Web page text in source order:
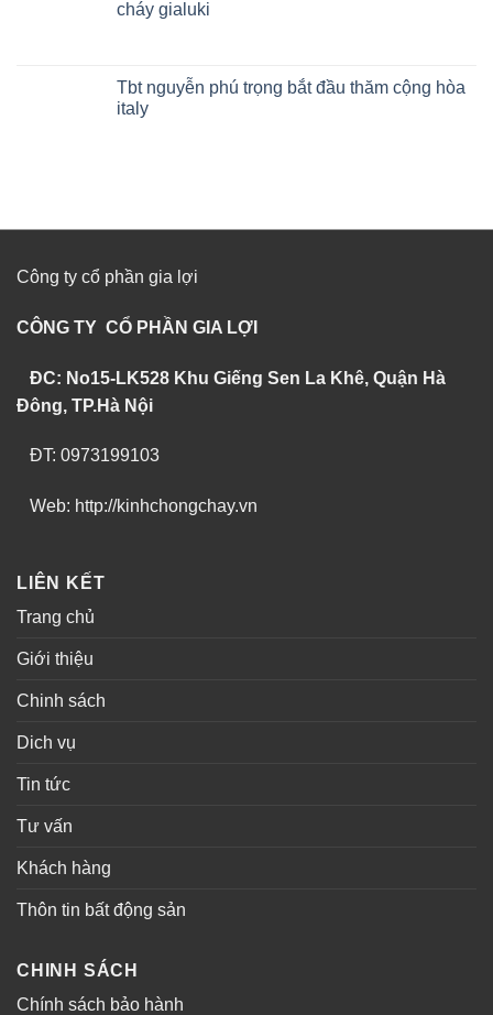
cháy gialuki
Tbt nguyễn phú trọng bắt đầu thăm cộng hòa
italy
Công ty cổ phần gia lợi
CÔNG TY CỔ PHẦN GIA LỢI
ĐC: No15-LK528 Khu Giếng Sen La Khê, Quận Hà
Đông, TP.Hà Nội
ĐT: 0973199103
Web: http://kinhchongchay.vn
LIÊN KẾT
Trang chủ
Giới thiệu
Chinh sách
Dich vụ
Tin tức
Tư vấn
Khách hàng
Thôn tin bất động sản
CHINH SÁCH
Chính sách bảo hành